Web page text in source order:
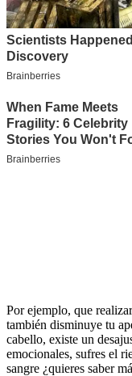
Por ejemplo, que
también disminuye tu
cabello, existe un
emocionales, sufres el
sangre ¿quieres saber